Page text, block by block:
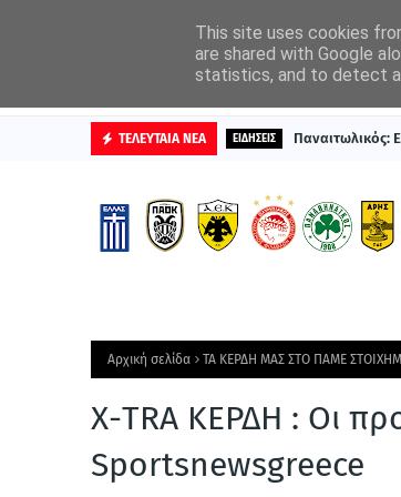
ΤΕΛΕΥΤΑΙΑ ΝΕΑ ΕΙΔΗΣΕΙΣ Παναιτωλικός:
Αρχική σελίδα ΤΑ ΚΕΡΔΗ ΜΑΣ ΣΤΟ ΠΑΜΕ
Χ-ΤRA ΚΕΡΔΗ : Οι
Sportsnewsgreece
This site uses cookies
are shared with Google
statistics, and to detect